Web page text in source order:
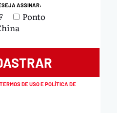
ASSINAR:
Ponto
TERMOS DE USO E POLÍTICA DE